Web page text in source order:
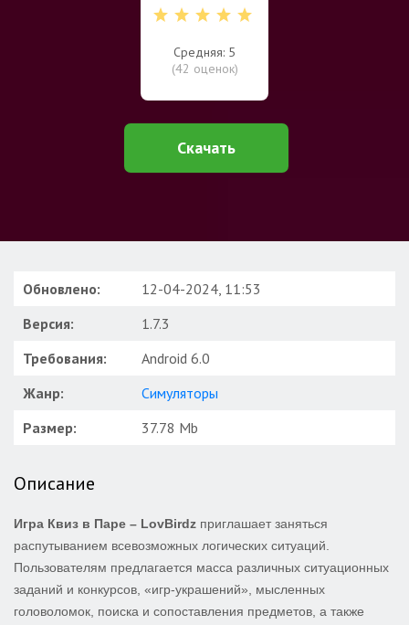
Средняя: 5
(42 оценок)
Скачать
Обновлено:
12-04-2024, 11:53
Версия:
1.7.3
Требования:
Android 6.0
Жанр:
Симуляторы
Размер:
37.78 Mb
Описание
Игра Квиз в Паре – LovBirdz приглашает заняться
распутыванием всевозможных логических ситуаций.
Пользователям предлагается масса различных ситуационных
заданий и конкурсов, «игр-украшений», мысленных
головоломок, поиска и сопоставления предметов, а также